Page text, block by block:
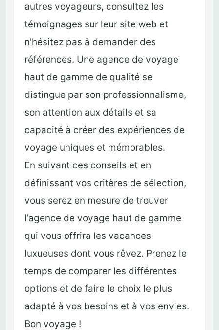
autres voyageurs, consultez les
témoignages sur leur site web et
n’hésitez pas à demander des
références. Une agence de voyage
haut de gamme de qualité se
distingue par son professionnalisme,
son attention aux détails et sa
capacité à créer des expériences de
voyage uniques et mémorables.
En suivant ces conseils et en
définissant vos critères de sélection,
vous serez en mesure de trouver
l’agence de voyage haut de gamme
qui vous offrira les vacances
luxueuses dont vous rêvez. Prenez le
temps de comparer les différentes
options et de faire le choix le plus
adapté à vos besoins et à vos envies.
Bon voyage !